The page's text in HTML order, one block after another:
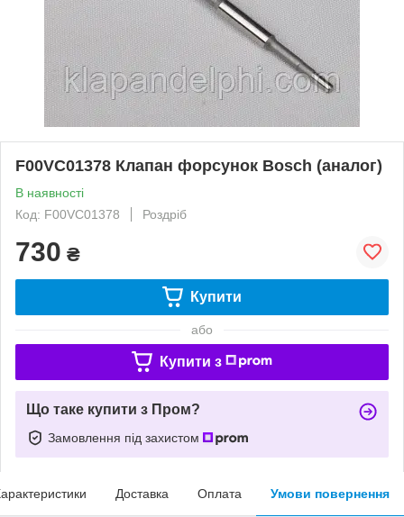
F00VC01378 Клапан форсунок Bosch (аналог)
В наявності
Код: F00VC01378
Роздріб
730 ₴
Купити
або
Купити з
Що таке купити з Пром?
Замовлення під захистом
Доставка Оплата Умови повернення